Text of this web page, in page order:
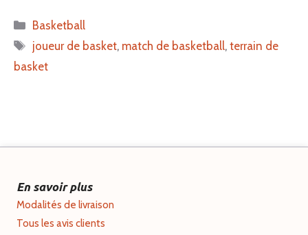
Catégories
Basketball
Étiquettes
joueur de basket, match de basketball,terrain de
basket
En savoir plus
Modalités de livraison
Tous les avis clients